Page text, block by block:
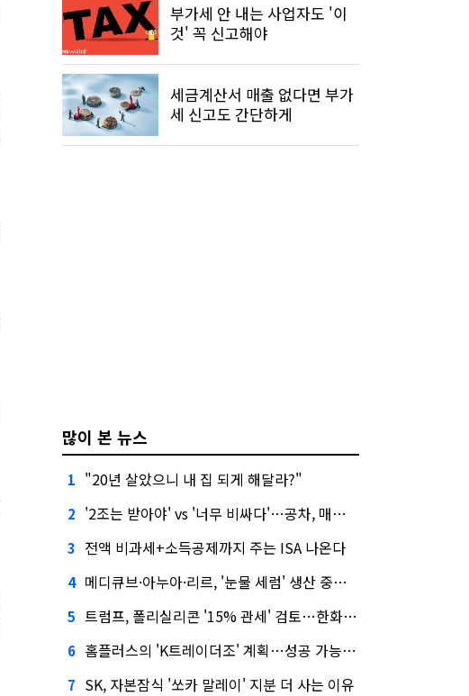
부가세 안 내는 사업자도 '이
것' 꼭 신고해야
세금계산서 매출 없다면 부가
세 신고도 간단하게
많이 본 뉴스
1 "20년 살았으니 내 집 되게 해달라?"
2 '2조는 받아야' vs '너무 비싸다'…공차, 매각 성공할까
3 전액 비과세+소득공제까지 주는 ISA 나온다
4 메디큐브·아누아·리르, '눈물 세럼' 생산 중단한다
5 트럼프, 폴리실리콘 '15% 관세' 검토…한화큐셀·OCI 영향은?
6 홈플러스의 'K트레이더조' 계획…성공 가능성은 '글쎄'
7 SK, 자본잠식 '쏘카 말레이' 지분 더 사는 이유